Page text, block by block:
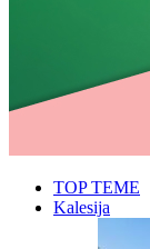
TOP TEME
Kalesija